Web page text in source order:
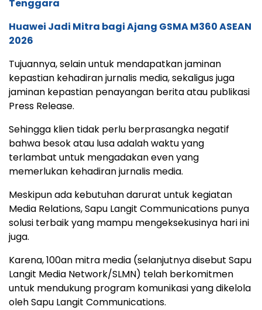
Tenggara
Huawei Jadi Mitra bagi Ajang GSMA M360 ASEAN
2026
Tujuannya, selain untuk mendapatkan jaminan
kepastian kehadiran jurnalis media, sekaligus juga
jaminan kepastian penayangan berita atau publikasi
Press Release.
Sehingga klien tidak perlu berprasangka negatif
bahwa besok atau lusa adalah waktu yang
terlambat untuk mengadakan even yang
memerlukan kehadiran jurnalis media.
Meskipun ada kebutuhan darurat untuk kegiatan
Media Relations, Sapu Langit Communications punya
solusi terbaik yang mampu mengeksekusinya hari ini
juga.
Karena, 100an mitra media (selanjutnya disebut Sapu
Langit Media Network/SLMN) telah berkomitmen
untuk mendukung program komunikasi yang dikelola
oleh Sapu Langit Communications.